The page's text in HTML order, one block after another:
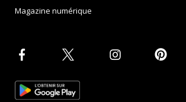
Magazine numérique